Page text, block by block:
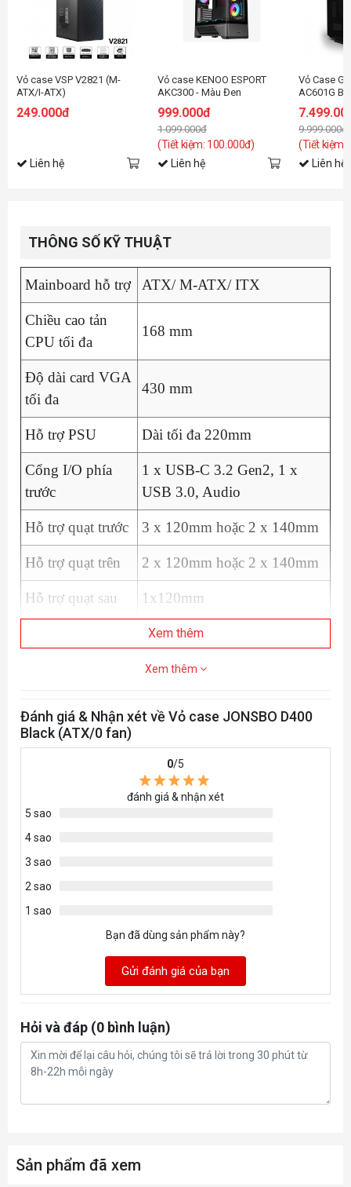
Vỏ case VSP V2821 (M-
ATX/I-ATX)
249.000đ
Liên hệ
Vỏ case KENOO ESPORT
AKC300 - Màu Đen
999.000đ
1.099.000đ
(Tiết kiệm: 100.000đ)
Liên hệ
Vỏ Case
AC601G
9.999.000đ
(Tiết kiệm:
Liên hệ
THÔNG SỐ KỸ THUẬT
Mainboard hỗ trợ ATX/ M-ATX/ ITX
Chiều cao tản
CPU tối đa
168 mm
Độ dài card VGA
tối đa
430 mm
Hỗ trợ PSU Dài tối đa 220mm
Cổng I/O phía
trước
1 x USB-C 3.2 Gen2, 1 x
USB 3.0, Audio
Hỗ trợ quạt trước 3 x 120mm hoặc 2 x 140mm
Hỗ trợ quạt trên 2 x 120mm hoặc 2 x 140mm
Hỗ trợ quạt sau 1x120mm
Tản nhiệt nước
Trước: 360mm
Xem thêm
Xem thêm
Đánh giá & Nhận xét về Vỏ case JONSBO D400
Black (ATX/0 fan)
0/5
đánh giá & nhận xét
5 sao
4 sao
3 sao
2 sao
1 sao
Bạn đã dùng sản phẩm này?
Gửi đánh giá của bạn
Hỏi và đáp (0 bình luận)
Sản phẩm đã xem